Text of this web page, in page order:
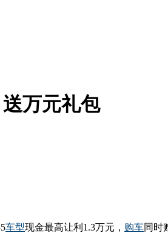
万元礼包
车型现金最高让利1.3万元， 购车同时